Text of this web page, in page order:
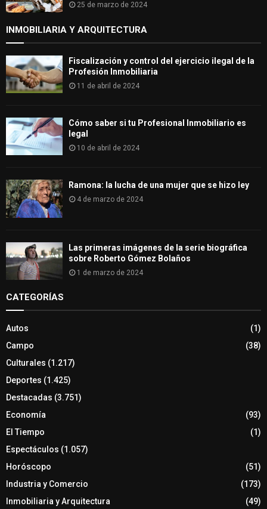
25 de marzo de 2024
INMOBILIARIA Y ARQUITECTURA
Fiscalización y control del ejercicio ilegal de la
Profesión Inmobiliaria
11 de abril de 2024
Cómo saber si tu Profesional Inmobiliario es
legal
10 de abril de 2024
Ramona: la lucha de una mujer que se hizo ley
4 de marzo de 2024
Las primeras imágenes de la serie biográfica
sobre Roberto Gómez Bolaños
1 de marzo de 2024
CATEGORÍAS
Autos
(1)
Campo
(38)
Culturales (1.217)
Deportes (1.425)
Destacadas (3.751)
Economía
(93)
El Tiempo
(1)
Espectáculos (1.057)
Horóscopo
(51)
Industria y Comercio
(173)
Inmobiliaria y Arquitectura
(49)